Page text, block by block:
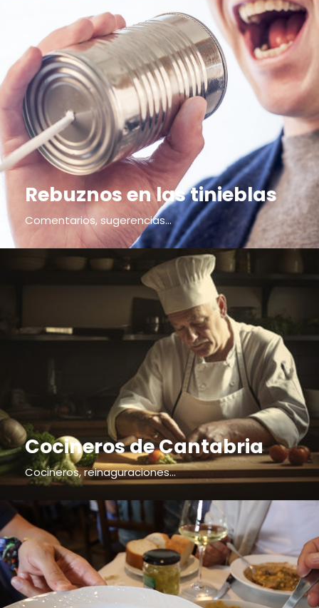
Rebuznos en las tinieblas
Comentarios, sugerencias...
Cocineros de Cantabria
Cocineros, reinaguraciones...